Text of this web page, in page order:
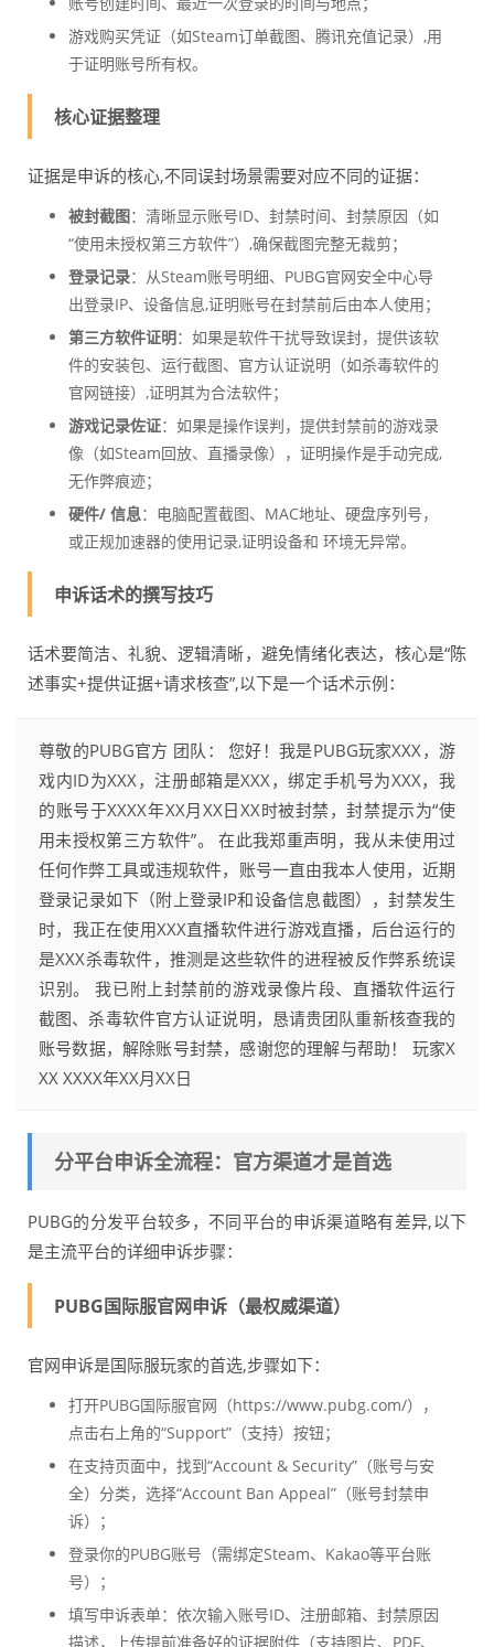
游戏购买凭证（如Steam订单截图、腾讯充值记录）,用
于证明账号所有权。
核心证据整理
证据是申诉的核心,不同误封场景需要对应不同的证据：
被封截图：清晰显示账号ID、封禁时间、封禁原因（如
“使用未授权第三方软件”）,确保截图完整无裁剪；
登录记录：从Steam账号明细、PUBG官网安全中心导
出登录IP、设备信息,证明账号在封禁前后由本人使用；
第三方软件证明：如果是软件干扰导致误封，提供该软
件的安装包、运行截图、官方认证说明（如杀毒软件的
官网链接）,证明其为合法软件；
游戏记录佐证：如果是操作误判，提供封禁前的游戏录
像（如Steam回放、直播录像），证明操作是手动完成,
无作弊痕迹；
硬件/ 信息：电脑配置截图、MAC地址、硬盘序列号，
或正规加速器的使用记录,证明设备和 环境无异常。
申诉话术的撰写技巧
话术要简洁、礼貌、逻辑清晰，避免情绪化表达，核心是“陈
述事实+提供证据+请求核查”,以下是一个话术示例：
尊敬的PUBG官方 团队： 您好！我是PUBG玩家XXX，游
戏内ID为XXX，注册邮箱是XXX，绑定手机号为XXX，我
的账号于XXXX年XX月XX日XX时被封禁，封禁提示为“使
用未授权第三方软件”。 在此我郑重声明，我从未使用过
任何作弊工具或违规软件，账号一直由我本人使用，近期
登录记录如下（附上登录IP和设备信息截图），封禁发生
时，我正在使用XXX直播软件进行游戏直播，后台运行的
是XXX杀毒软件，推测是这些软件的进程被反作弊系统误
识别。 我已附上封禁前的游戏录像片段、直播软件运行
截图、杀毒软件官方认证说明，恳请贵团队重新核查我的
账号数据，解除账号封禁，感谢您的理解与帮助！ 玩家X
XX XXXX年XX月XX日
分平台申诉全流程：官方渠道才是首选
PUBG的分发平台较多，不同平台的申诉渠道略有差异,以下
是主流平台的详细申诉步骤：
PUBG国际服官网申诉（最权威渠道）
官网申诉是国际服玩家的首选,步骤如下：
打开PUBG国际服官网（https://www.pubg.com/），
点击右上角的“Support”（支持）按钮；
在支持页面中，找到“Account & Security”（账号与安
全）分类，选择“Account Ban Appeal”（账号封禁申
诉）；
登录你的PUBG账号（需绑定Steam、Kakao等平台账
号）；
填写申诉表单：依次输入账号ID、注册邮箱、封禁原因
描述，上传提前准备好的证据附件（支持图片、PDF、